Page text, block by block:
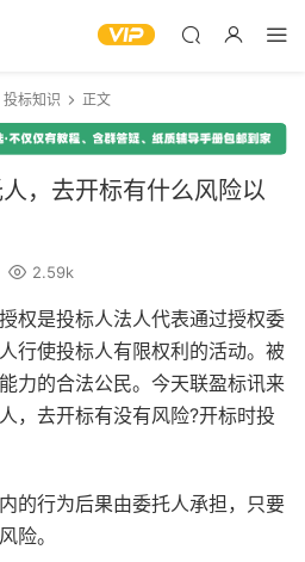
投标知识 正文
，去开标有什么风险以
2.59k
是投标人法人代表通过授权委
行使投标人有限权利的活动。被
力的合法公民。今天联盈标讯来
，去开标有没有风险?开标时投
行为后果由委托人承担，只要
险。